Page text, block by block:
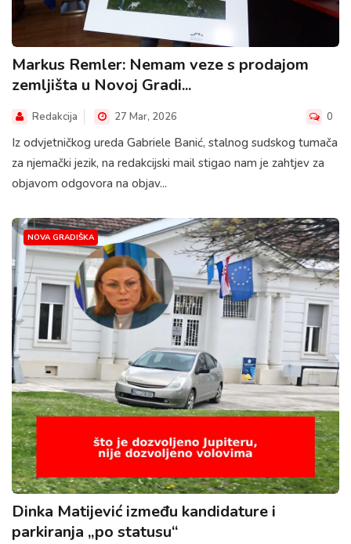
Markus Remler: Nemam veze s prodajom
zemljišta u Novoj Gradi...
Redakcija 27 Mar, 2026 0
Iz odvjetničkog ureda Gabriele Banić, stalnog sudskog tumača
za njemački jezik, na redakcijski mail stigao nam je zahtjev za
objavom odgovora na objav...
NOVA GRADIŠKA
Dinka Matijević između kandidature i
parkiranja „po statusu“